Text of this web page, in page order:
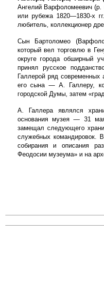
Ангелий Варфоломеевич
или рубежа 1820—1830-х
любитель, коллекционер
Сын Бартоломео
который вел торговлю в
округе города обширный
принял русское
Галлерой ряд
его сына — А. Галлеру,
городской Думы, затем
А. Галлера являлся
основания музея — 31
замещал следующего
служебных командировок.
собирания и описания
Феодосии музеума» и на